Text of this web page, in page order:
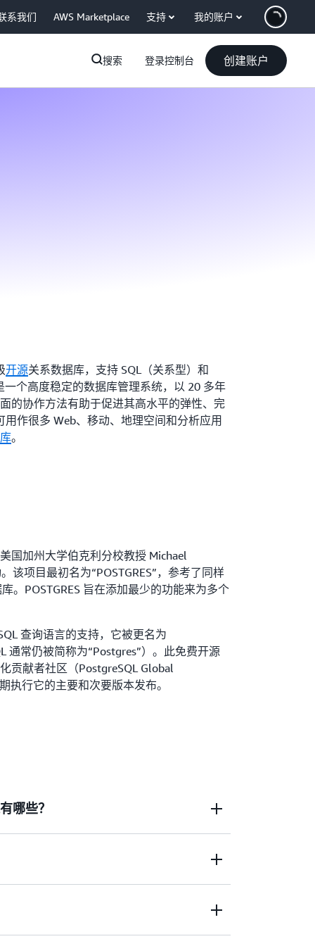
系我们 AWS Marketplace 支持 我的账户
搜索 登录控制台 创建账户
开源关系数据库，支持 SQL（关系型）和
一个高度稳定的数据库管理系统，以 20 多年
的协作方法有助于促进其高水平的弹性、完
作很多 Web、移动、地理空间和分析应用
。
国加州大学伯克利分校教授 Michael
该项目最初名为“POSTGRES”，参考了同样
。POSTGRES 旨在添加最少的功能来为多个
查询语言的支持，它被更名为
通常仍被简称为“Postgres”）。此免费开源
贡献者社区（PostgreSQL Global
执行它的主要和次要版本发布。
哪些？
类型方面战绩颇丰。它支持一定水平的性能
集，包括表空间、异步复制、嵌套事务、在